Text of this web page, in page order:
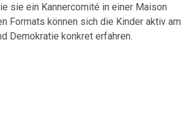
sie ein Kannercomité in einer Maison
Formats können sich die Kinder aktiv am
Demokratie konkret erfahren.